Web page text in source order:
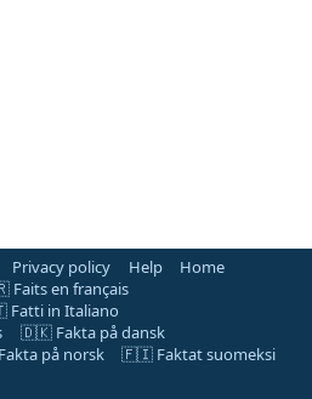
Privacy policy Help
Home
en français
in Italiano
🇩🇰 Fakta på dansk
på norsk
🇫🇮 Faktat suomeksi